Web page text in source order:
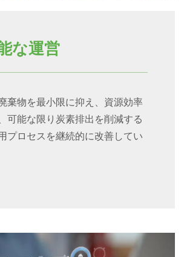
な運営
棄物を最小限に抑え、資源効率
可能な限り炭素排出を削減する
プロセスを継続的に改善してい